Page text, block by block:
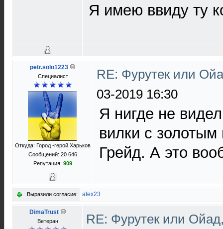
Я имею ввиду ту
petr.solo1223
Специалист
Откуда: Город -герой Харьков
Сообщений: 20 646
Репутация: 909
RE: Фурутек или
03-2019 16:30
Я нигде не
вилки с
Грейд. А это
Выразили согласие: alex23
DimaTrust
Ветеран
RE: Фурутек или